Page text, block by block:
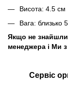
Висота: 4.5 см
Вага: близько
Якщо не
менеджера і Ми
Сервіс